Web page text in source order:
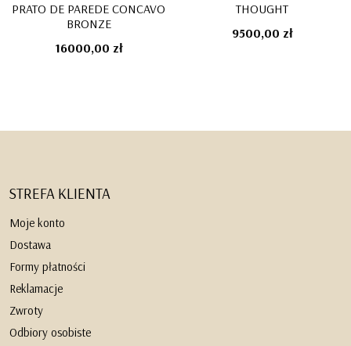
PRATO DE PAREDE CONCAVO
BRONZE
16000,00 zł
THOUGHT
9500,00 zł
STREFA KLIENTA
Moje konto
Dostawa
Formy płatności
Reklamacje
Zwroty
Odbiory osobiste